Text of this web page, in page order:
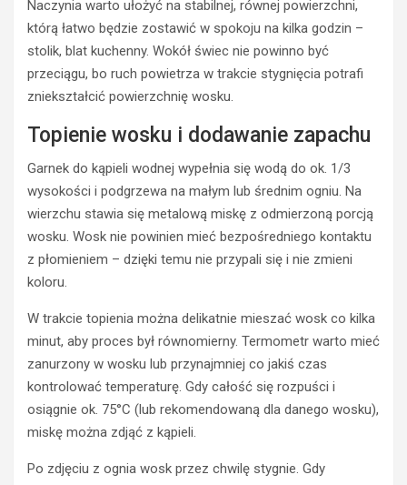
Naczynia warto ułożyć na stabilnej, równej powierzchni,
którą łatwo będzie zostawić w spokoju na kilka godzin –
stolik, blat kuchenny. Wokół świec nie powinno być
przeciągu, bo ruch powietrza w trakcie stygnięcia potrafi
zniekształcić powierzchnię wosku.
Topienie wosku i dodawanie zapachu
Garnek do kąpieli wodnej wypełnia się wodą do ok. 1/3
wysokości i podgrzewa na małym lub średnim ogniu. Na
wierzchu stawia się metalową miskę z odmierzoną porcją
wosku. Wosk nie powinien mieć bezpośredniego kontaktu
z płomieniem – dzięki temu nie przypali się i nie zmieni
koloru.
W trakcie topienia można delikatnie mieszać wosk co kilka
minut, aby proces był równomierny. Termometr warto mieć
zanurzony w wosku lub przynajmniej co jakiś czas
kontrolować temperaturę. Gdy całość się rozpuści i
osiągnie ok. 75°C (lub rekomendowaną dla danego wosku),
miskę można zdjąć z kąpieli.
Po zdjęciu z ognia wosk przez chwilę stygnie. Gdy